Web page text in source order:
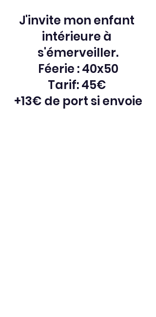
J'invite mon enfant
intérieure à
s'émerveiller.
Féerie : 40x50
Tarif: 45€
+13€ de port si envoie